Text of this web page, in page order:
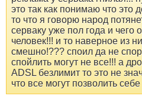
это так как понимаю что это
то что я говорю народ
серваку уже пол года и чего
человек!!! и то наверное из
смешно!??? споил да не
спойлить могут не все!!! а
ADSL безлимит то это не
что все могут позволить